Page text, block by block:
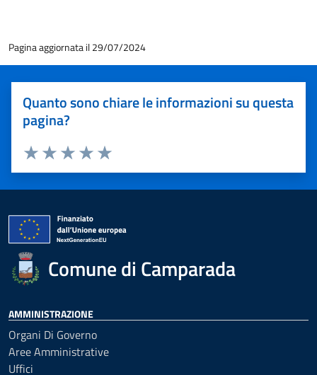
Pagina aggiornata il 29/07/2024
Quanto sono chiare le informazioni su questa
pagina?
Valuta 5 stelle su 5
Valuta 4 stelle su 5
Valuta 3 stelle su 5
Valuta 2 stelle su 5
Valuta 1 stelle su 5
Comune di Camparada
AMMINISTRAZIONE
Organi Di Governo
Aree Amministrative
Uffici